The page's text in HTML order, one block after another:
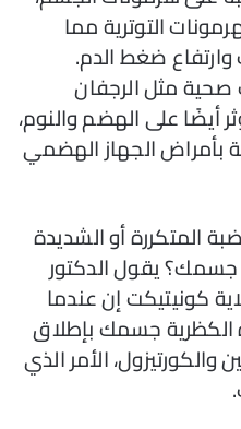
التوترية مما
وارتفاع ضغط الدم.
مثل الرجفان
أيضًا على الهضم والنوم،
بأمراض الجهاز الهضمي
المتكررة أو الشديدة
يقول الدكتور
كونيتيكت إن عندما
الكظرية جسمك بإطلاق
والكورتيزول، الأمر الذي